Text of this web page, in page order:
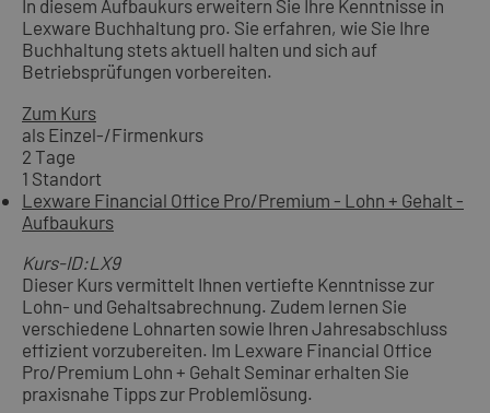
In diesem Aufbaukurs erweitern Sie Ihre Kenntnisse in
Lexware Buchhaltung pro. Sie erfahren, wie Sie Ihre
Buchhaltung stets aktuell halten und sich auf
Betriebsprüfungen vorbereiten.
Zum Kurs
als Einzel-/Firmenkurs
2 Tage
1 Standort
Lexware Financial Office Pro/Premium - Lohn + Gehalt -
Aufbaukurs
Kurs-ID:LX9
Dieser Kurs vermittelt Ihnen vertiefte Kenntnisse zur
Lohn- und Gehaltsabrechnung. Zudem lernen Sie
verschiedene Lohnarten sowie Ihren Jahresabschluss
effizient vorzubereiten. Im Lexware Financial Office
Pro/Premium Lohn + Gehalt Seminar erhalten Sie
praxisnahe Tipps zur Problemlösung.